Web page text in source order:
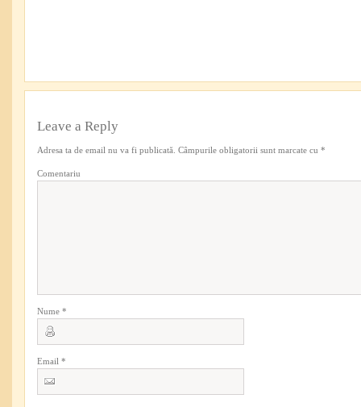
Leave a Reply
Adresa ta de email nu va fi publicată. Câmpurile obligatorii sunt marcate cu *
Comentariu
Nume *
Email *